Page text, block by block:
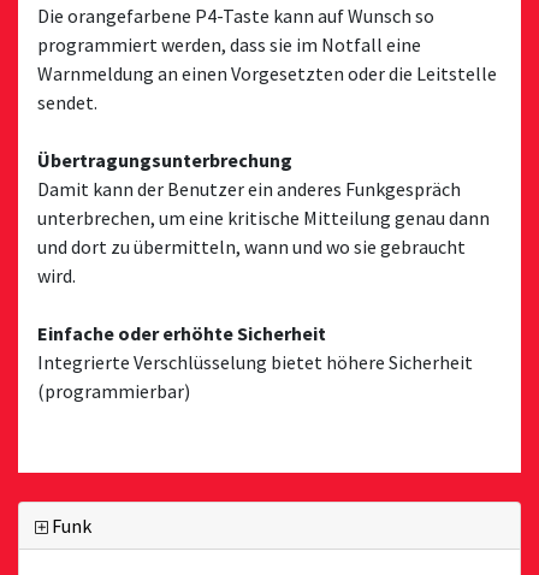
Die orangefarbene P4-Taste kann auf Wunsch so
programmiert werden, dass sie im Notfall eine
Warnmeldung an einen Vorgesetzten oder die Leitstelle
sendet.
Übertragungsunterbrechung
Damit kann der Benutzer ein anderes Funkgespräch
unterbrechen, um eine kritische Mitteilung genau dann
und dort zu übermitteln, wann und wo sie gebraucht
wird.
Einfache oder erhöhte Sicherheit
Integrierte Verschlüsselung bietet höhere Sicherheit
(programmierbar)
Funk